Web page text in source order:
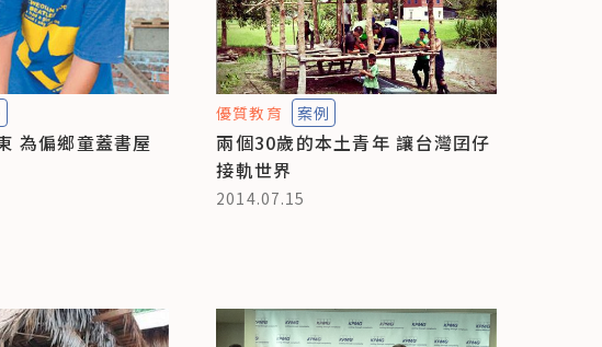
為偏鄉童蓋書屋
優質教育 案例
兩個30歲的本土青年 讓台灣囝仔
接軌世界
2014.07.15